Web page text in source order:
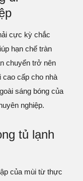
cực kỳ chắc
hạn chế tràn
chuyển trở nên
cao cấp cho nhà
sáng bóng của
nghiệp.
tủ lạnh
của mùi từ thực